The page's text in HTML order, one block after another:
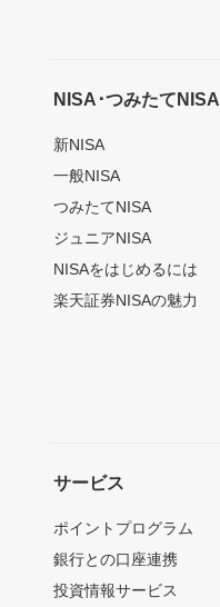
NISA･つみたてNISA
新NISA
一般NISA
つみたてNISA
ジュニアNISA
NISAをはじめるには
楽天証券NISAの魅力
サービス
ポイントプログラム
銀行との口座連携
投資情報サービス